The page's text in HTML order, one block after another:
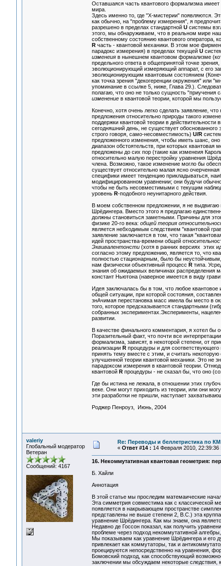
Оставшаяся часть квантового формализма имеет
мира.
Здесь именно то, где "X-мистерии" появляются.
как обычно, на "проблему измерения", я
разрешено в пределах стандартной Uсистемы
этого, мы обнаруживаем, что в реальном мире
собственному состоянию квантового оператора,
Rчасть - квантовой механики. В этом мое
парадокс измерения) в пределах текущей U
изменеияв нынешнем квантовом формализме
предельного ответа в общепринятой точке
эволюционирующий измеряющий аппарат, с его
эволюционирующим квантовым состоянием
как точка зрения "декогеренции окружения" или
упоминание в ссылке 5, ниже, Глава 29.).
полагаю, что оно не только сущность "приучения
изменениев квантовой теории, которой мы
Конечно, хотя очень легко сделать заявление,
предложения относительно природы такого
поддержки квантовой теории в
сегодняшний день, не существует обоснованного
строго говоря, само-несовместимость) U/R
предложенного изменения, чтобы иметь шанс,
диапазон обстоятельств, при которых
предложены до сих пор (такие как изменеия
относительно малую перестройку уравнения
члена. Возможно, такое изменение могло бы
существует относительно малая ясно
специфики имеет тенденцию прикладываться,
модифицированном уравнении; они будучи
чтобы не быть несовместимыми с текущим
уровень R-подобного неунитарного действия.
В моем собственном предложении, я не
Шрёдингера. Вместо этого я предлагаю
должны становиться заметными. Причины для
физике 20-го века: общей теория
является небходимым следствием "квантовой
заявление заключается в том, что такая
идей пространства-времени общей
Эквивалентонсти(хотя в ранних версиях этих
согласно этому предложению, является то, что
полностью стационарным, было бы
нам физически объективный процесс Rтипа.
знания об ожидаемых величинах распределения
констант Ньютона (наверное имеется в виду
Идея заключалась бы в том, что любое
общей ситуации, при которой состояния,
знАчимая перестановка масс имела бы место в
того, которое предсказывается стандартными
собранных экспериментах.Эксперименты,
развитии.
В качестве финального комментария, я хотел бы
Поразительный факт, что почти все
формализма, зависят, в некоторой степени, от
реализации Rпроцедуры и для соответствующего
принять тему вместе с этим, и считать
улучшенной теории квантовой механики. Это не
парадоксом измерения в квантовой теории.
квантовой Rпроцедуры - не сказал бы, что оно
Где бы истина не лежала, в отношении этих
веке. Они могут приходить из теории, или они
эти разработки не пришли, наступает
Роджер Пенроуз, Июнь, 2004
valeriy
Глобальный модератор
Ветеран
Сообщений: 4167
Re: Переводы и беллетристика по КМ
« Ответ #14 : 14 Февраля 2010, 22:39:36
16. Некоммутативная квантовая геометрия:
Б. Хайли
Аннотация
В этой статье мы проследим матемаические
Эта симметрия совместима как с классической
появляется в накрывающем пространстве
представлены не выше степени 2, В.С.) эта
уравнение Шрёдингера. Как мы знаем, она
Недавно де Госсон показал, как получить
проблеме через подход некоммутативной
Мы показываем как уравнение Шрёдингера и его
привлекает как коммутаторы, так и
проецируются непосредственно на уравнения,
Бомовский подход, как способствующий
заключении мы обсуждаем некоторые следствия,